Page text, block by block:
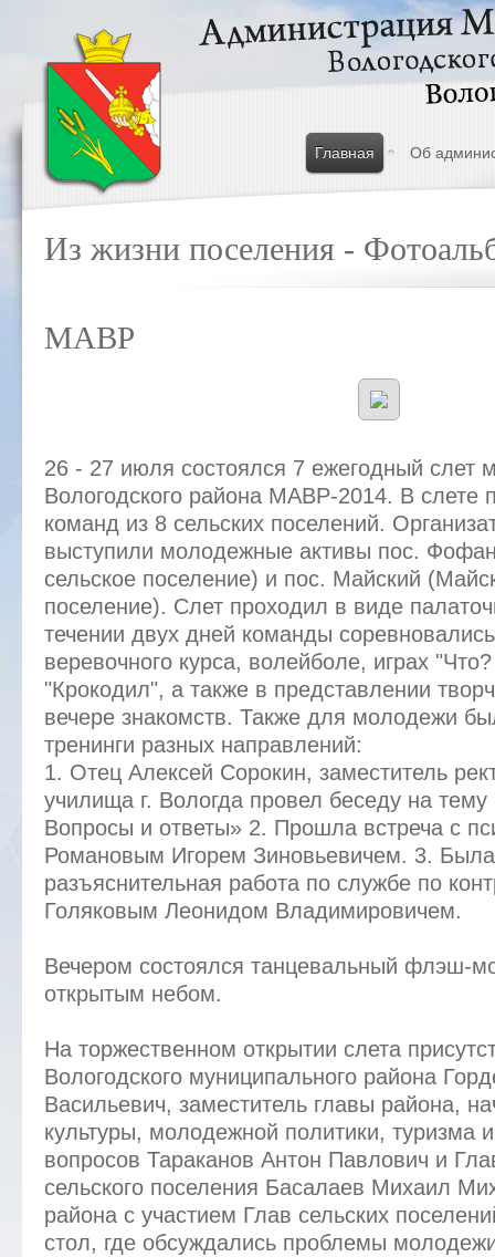
Главная Об
Из жизни поселения -
МАВР
26 - 27 июля состоялся 7 ежегодный слет
Вологодского района МАВР-2014. В слете
команд из 8 сельских поселений.
выступили молодежные активы пос.
сельское поселение) и пос. Майский
поселение). Слет проходил в виде
течении двух дней команды
веревочного курса, волейболе, играх
"Крокодил", а также в представлении
вечере знакомств. Также для молодежи
тренинги разных направлений:
1. Отец Алексей Сорокин, заместитель
училища г. Вологда провел беседу на
Вопросы и ответы» 2. Прошла встреча с
Романовым Игорем Зиновьевичем. 3.
разъяснительная работа по службе по
Голяковым Леонидом Владимировичем.
Вечером состоялся танцевальный флэш-
открытым небом.
На торжественном открытии слета
Вологодского муниципального района
Васильевич, заместитель главы района,
культуры, молодежной политики, туризма
вопросов Тараканов Антон Павлович и
сельского поселения Басалаев Михаил
района с участием Глав сельских
стол, где обсуждались проблемы